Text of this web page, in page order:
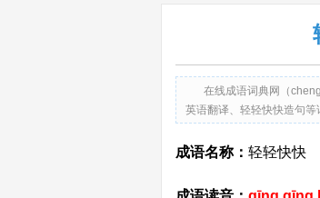
在线成语词典网（
英语翻译、轻轻快快造句
成语名称： 轻轻快快